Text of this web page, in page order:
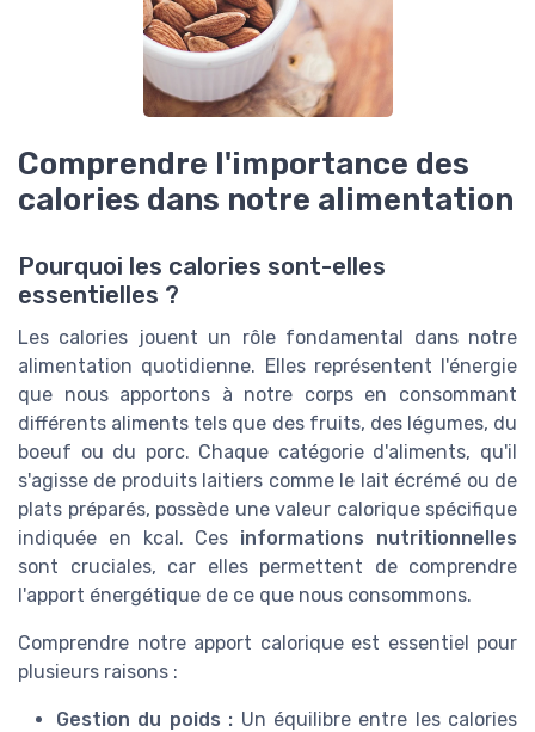
Comprendre l'importance des
calories dans notre alimentation
Pourquoi les calories sont-elles
essentielles ?
Les calories jouent un rôle fondamental dans notre
alimentation quotidienne. Elles représentent l'énergie
que nous apportons à notre corps en consommant
différents aliments tels que des fruits, des légumes, du
boeuf ou du porc. Chaque catégorie d'aliments, qu'il
s'agisse de produits laitiers comme le lait écrémé ou de
plats préparés, possède une valeur calorique spécifique
indiquée en kcal. Ces informations nutritionnelles
sont cruciales, car elles permettent de comprendre
l'apport énergétique de ce que nous consommons.
Comprendre notre apport calorique est essentiel pour
plusieurs raisons :
Gestion du poids : Un équilibre entre les calories